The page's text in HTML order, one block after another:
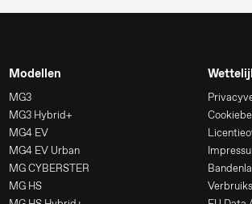
Modellen
MG3
MG3 Hybrid+
MG4 EV
MG4 EV Urban
MG CYBERSTER
MG HS